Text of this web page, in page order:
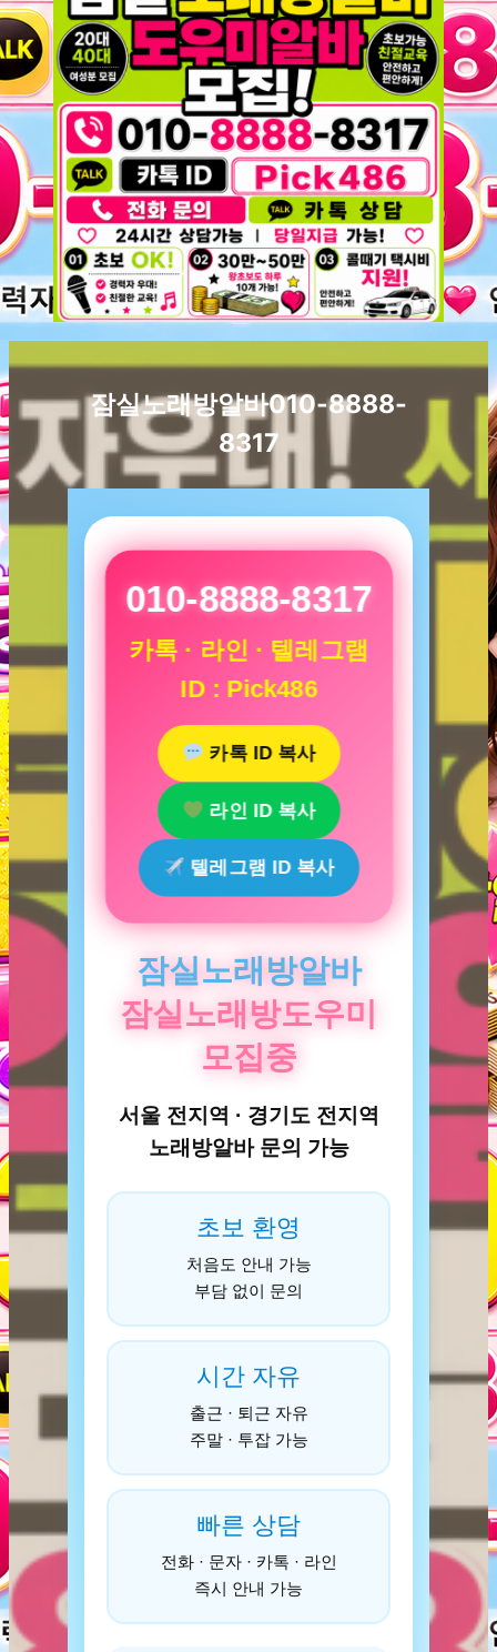
잠실노래방알바010-8888-
8317
010-8888-8317
카톡 · 라인 · 텔레그램
ID : Pick486
카톡 ID 복사
라인 ID 복사
텔레그램 ID 복사
잠실노래방알바
잠실노래방도우미
모집중
서울 전지역 · 경기도 전지역
노래방알바 문의 가능
초보 환영
처음도 안내 가능
부담 없이 문의
시간 자유
출근 · 퇴근 자유
주말 · 투잡 가능
빠른 상담
전화 · 문자 · 카톡 · 라인
즉시 안내 가능